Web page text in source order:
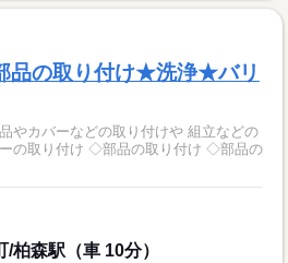
品の取り付け★洗浄★バリ
やカバーなどの取り付けや 組立などの
柏森駅（車 10分）